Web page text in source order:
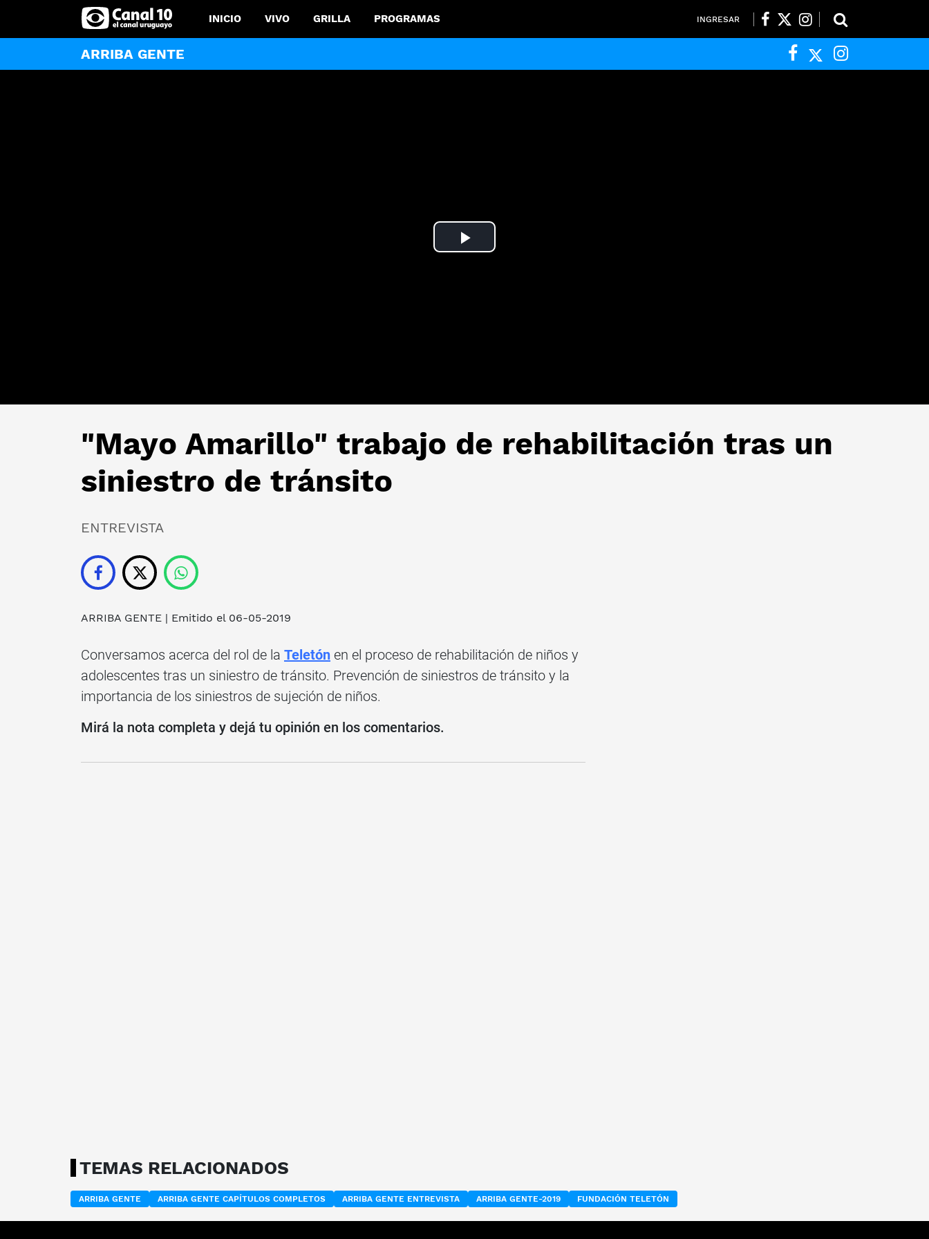
INICIO VIVO GRILLA PROGRAMAS INGRESAR
ARRIBA GENTE
Play
"Mayo Amarillo" trabajo de rehabilitación tras un
siniestro de tránsito
ENTREVISTA
ARRIBA GENTE | Emitido el 06-05-2019
Conversamos acerca del rol de la Teletón en el proceso de rehabilitación de niños y
adolescentes tras un siniestro de tránsito. Prevención de siniestros de tránsito y la
importancia de los siniestros de sujeción de niños.
Mirá la nota completa y dejá tu opinión en los comentarios.
TEMAS RELACIONADOS
ARRIBA GENTE ARRIBA GENTE CAPÍTULOS COMPLETOS ARRIBA GENTE ENTREVISTA ARRIBA GENTE-2019 FUNDACIÓN TELETÓN